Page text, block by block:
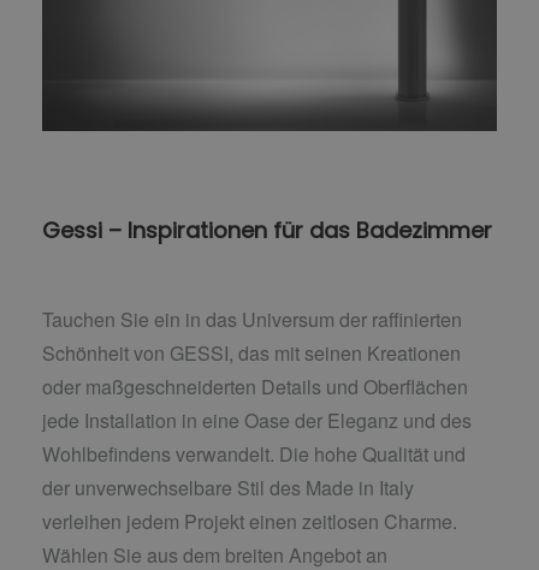
Gessi – Inspirationen für das Badezimmer
Tauchen Sie ein in das Universum der raffinierten
Schönheit von GESSI, das mit seinen Kreationen
oder maßgeschneiderten Details und Oberflächen
jede Installation in eine Oase der Eleganz und des
Wohlbefindens verwandelt. Die hohe Qualität und
der unverwechselbare Stil des Made in Italy
verleihen jedem Projekt einen zeitlosen Charme.
Wählen Sie aus dem breiten Angebot an